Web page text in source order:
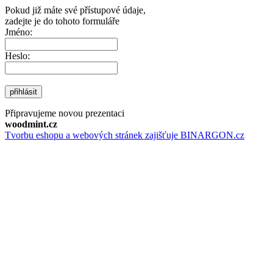
Pokud již máte své přístupové údaje,
zadejte je do tohoto formuláře
Jméno:
Heslo:
přihlásit
Připravujeme novou prezentaci
woodmint.cz
Tvorbu eshopu a webových stránek zajišťuje BINARGON.cz